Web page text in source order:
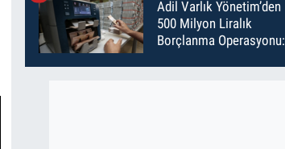
Adil Varlık Yönetim’den
500 Milyon Liralık
Borçlanma Operasyonu: